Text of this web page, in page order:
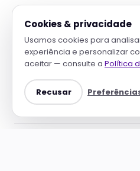
Cookies & privacidade
Usamos cookies para
experiência e personalizar
aceitar — consulte a Política
Recusar